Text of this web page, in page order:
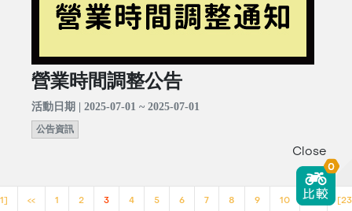
營業時間調整公告
活動日期 | 2025-07-01 ~ 2025-07-01
公告資訊
<< 1 2 3 4 5 6 7 8 9 10 >>
Close
0